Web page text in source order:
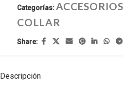
Categorías:ACCESORIOS
COLLAR
Share:
Descripción